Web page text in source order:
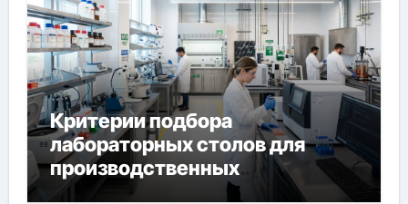
Критерии подбора
лабораторных столов для
производственных
лабораторий